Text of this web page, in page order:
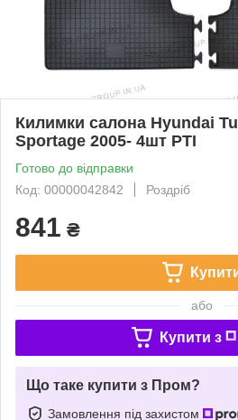
Килимки салона Hyundai
Sportage 2005- 4шт РТІ
Готово до відправки
Код: 00000042842
Роздріб
841 ₴
або
Купити з
Що таке купити з Пром?
Замовлення під захистом